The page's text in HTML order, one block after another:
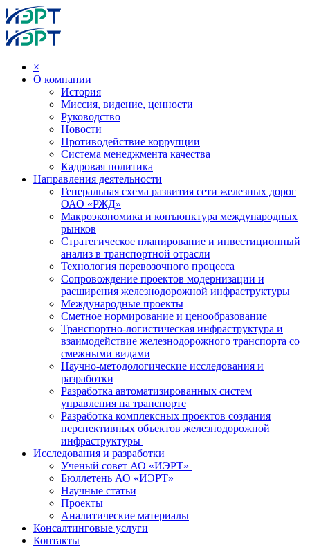
×
О компании
История
Миссия, видение, ценности
Руководство
Новости
Противодействие коррупции
Система менеджмента качества
Кадровая политика
Направления деятельности
Генеральная схема развития сети железных дорог
ОАО «РЖД»
Макроэкономика и конъюнктура международных
рынков
Стратегическое планирование и инвестиционный
анализ в транспортной отрасли
Технология перевозочного процесса
Сопровождение проектов модернизации и
расширения железнодорожной инфраструктуры
Международные проекты
Сметное нормирование и ценообразование
Транспортно-логистическая инфраструктура и
взаимодействие железнодорожного транспорта со
смежными видами
Научно-методологические исследования и
разработки
Разработка автоматизированных систем
управления на транспорте
Разработка комплексных проектов создания
перспективных объектов железнодорожной
инфраструктуры
Исследования и разработки
Ученый совет АО «ИЭРТ»
Бюллетень АО «ИЭРТ»
Научные статьи
Проекты
Аналитические материалы
Консалтинговые услуги
Контакты